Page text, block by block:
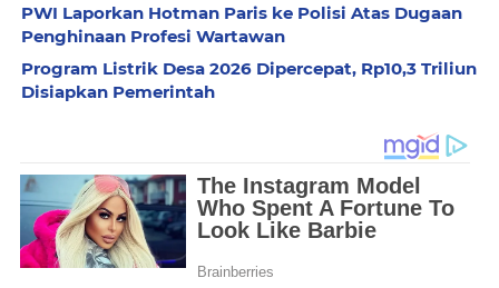
PWI Laporkan Hotman Paris ke Polisi Atas Dugaan
Penghinaan Profesi Wartawan
Program Listrik Desa 2026 Dipercepat, Rp10,3 Triliun
Disiapkan Pemerintah